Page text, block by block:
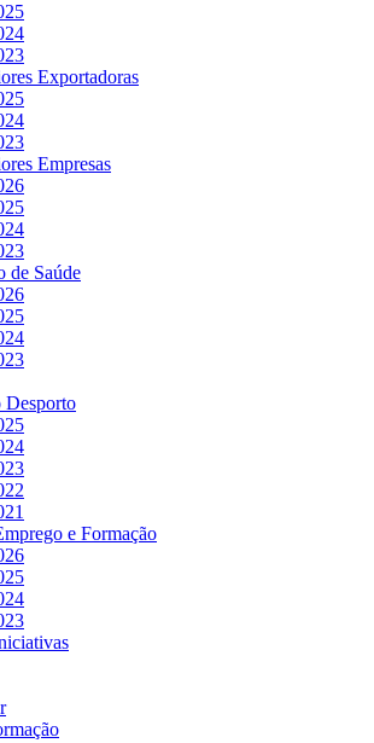
Exportadoras
Empresas
de Saúde
Desporto
e Formação